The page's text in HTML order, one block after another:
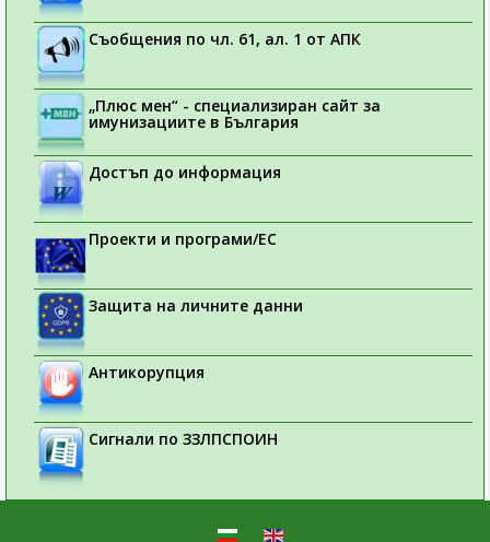
Съобщения по чл. 61, ал. 1 от АПК
„Плюс мен“ - специализиран сайт за
имунизациите в България
Достъп до информация
Проекти и програми/ЕС
Защита на личните данни
Антикорупция
Сигнали по ЗЗЛПСПОИН